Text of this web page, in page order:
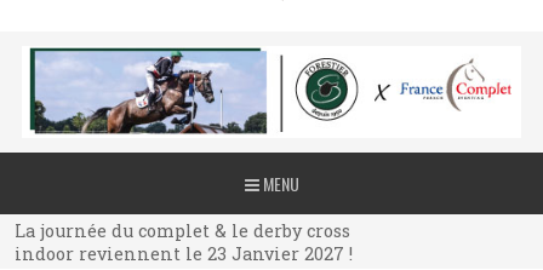
MENU
La journée du complet & le derby cross
indoor reviennent le 23 Janvier 2027 !
La journée du complet & le derby cross
indoor reviennent le 23 Janvier 2027 !